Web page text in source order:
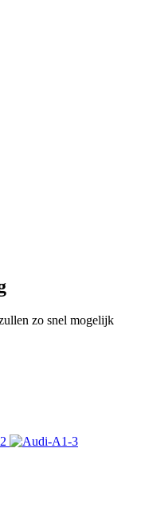
zo snel mogelijk